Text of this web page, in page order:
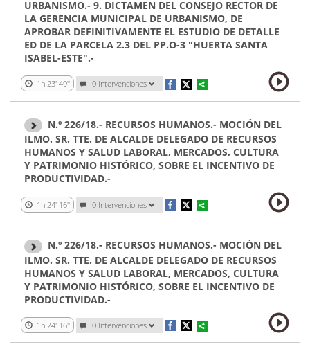
URBANISMO.- 9. DICTAMEN DEL CONSEJO RECTOR DE
LA GERENCIA MUNICIPAL DE URBANISMO, DE
APROBAR DEFINITIVAMENTE EL ESTUDIO DE DETALLE
ED DE LA PARCELA 2.3 DEL PP.O-3 "HUERTA SANTA
ISABEL-ESTE".-
1h 23' 49'' 0 Intervenciones
N.º 226/18.- RECURSOS HUMANOS.- MOCIÓN DEL
ILMO. SR. TTE. DE ALCALDE DELEGADO DE RECURSOS
HUMANOS Y SALUD LABORAL, MERCADOS, CULTURA
Y PATRIMONIO HISTÓRICO, SOBRE EL INCENTIVO DE
PRODUCTIVIDAD.-
1h 24' 16'' 0 Intervenciones
N.º 226/18.- RECURSOS HUMANOS.- MOCIÓN DEL
ILMO. SR. TTE. DE ALCALDE DELEGADO DE RECURSOS
HUMANOS Y SALUD LABORAL, MERCADOS, CULTURA
Y PATRIMONIO HISTÓRICO, SOBRE EL INCENTIVO DE
PRODUCTIVIDAD.-
1h 24' 16'' 0 Intervenciones